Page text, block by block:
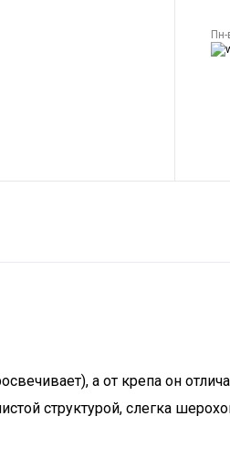
а от крепа он
структурой, слегка